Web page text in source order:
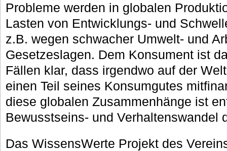
Probleme werden in globalen
Lasten von Entwicklungs- und
z.B. wegen schwacher Umwelt- und
Gesetzeslagen. Dem Konsument ist
Fällen klar, dass irgendwo auf der
einen Teil seines Konsumgutes
diese globalen Zusammenhänge ist
Bewusstseins- und Verhaltenswandel
Das WissensWerte Projekt des